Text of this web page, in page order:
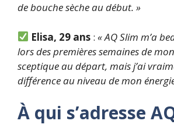
de bouche sèche au début. »
Elisa, 29 ans :« AQ Slim m’a
lors des premières semaines de
sceptique au départ, mais j’ai
différence au niveau de mon
À qui s’adresse